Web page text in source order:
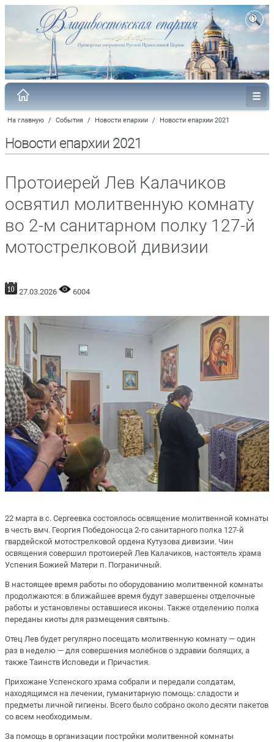
На главную / События / Новости епархии / Новости епархии 2021
Новости епархии 2021
Протоиерей Лев Калачиков
освятил молитвенную комнату
во 2-м санитарном полку 127-й
мотострелковой дивизии
27.03.2026 6004
22 марта в с. Сергеевка состоялось освящение молитвенной комнаты
в честь вмч. Георгия Победоносца 2-го санитарного полка 127-й
гвардейской мотострелковой ордена Кутузова дивизии. Чин
освящения совершил протоиерей Лев Калачиков, настоятель храма
Успения Божией Матери п. Пограничный.
В настоящее время работы по оборудованию молитвенной комнаты
продолжаются: в ближайшее время будут завершены отделочные
работы и установлены оставшиеся иконы. Также отделению полка
переданы киоты для размещения святынь.
Отец Лев будет регулярно посещать молитвенную комнату — один
раз в неделю — для совершения молебнов о здравии болящих, а
также Таинств Исповеди и Причастия.
Прихожане Успенского храма собрали и передали солдатам,
находящимся на лечении, гуманитарную помощь: сладости и
предметы личной гигиены. Всего было собрано около десяти пакетов
со всем необходимым.
За помощь в организации постройки молитвенной комнаты